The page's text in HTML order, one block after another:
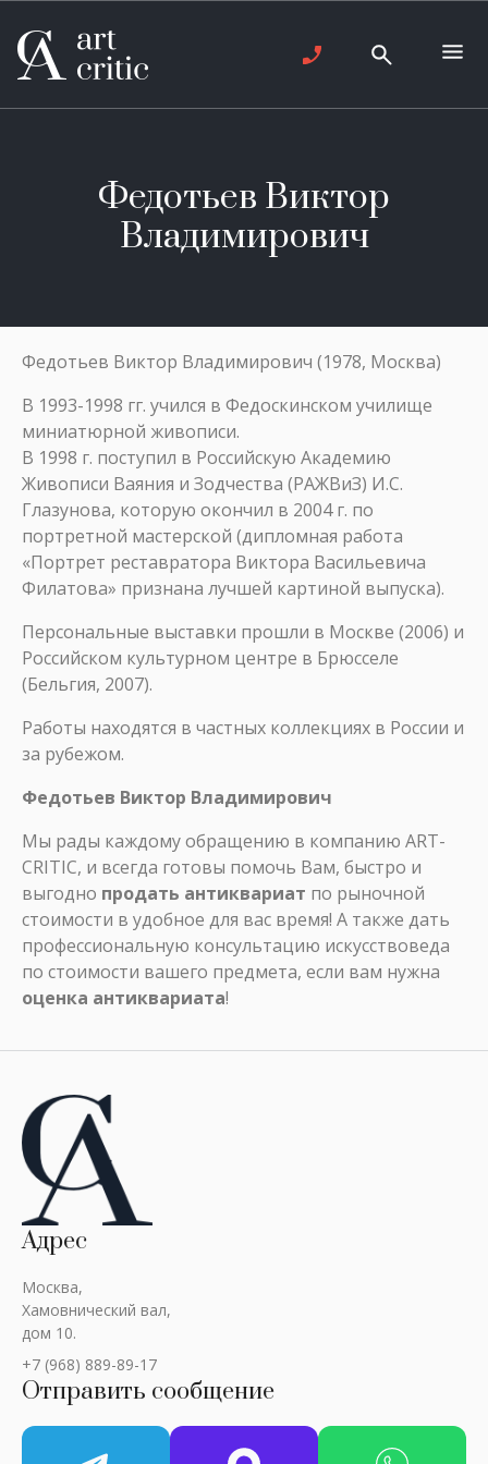
Федотьев Виктор
Владимирович
Федотьев Виктор Владимирович (1978, Москва)
В 1993-1998 гг. учился в Федоскинском училище
миниатюрной живописи.
В 1998 г. поступил в Российскую Академию
Живописи Ваяния и Зодчества (РАЖВиЗ) И.С.
Глазунова, которую окончил в 2004 г. по
портретной мастерской (дипломная работа
«Портрет реставратора Виктора Васильевича
Филатова» признана лучшей картиной выпуска).
Персональные выставки прошли в Москве (2006) и
Российском культурном центре в Брюсселе
(Бельгия, 2007).
Работы находятся в частных коллекциях в России и
за рубежом.
Федотьев Виктор Владимирович
Мы рады каждому обращению в компанию ART-
CRITIC, и всегда готовы помочь Вам, быстро и
выгодно продать антиквариат по рыночной
стоимости в удобное для вас время! А также дать
профессиональную консультацию искусствоведа
по стоимости вашего предмета, если вам нужна
оценка антиквариата!
Адрес
Москва,
Хамовнический вал,
дом 10.
+7 (968) 889-89-17
Отправить сообщение